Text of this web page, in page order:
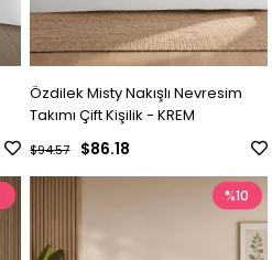
Özdilek Misty Nakışlı Nevresim
Takımı Çift Kişilik - KREM
$86.18
$94.57
%10